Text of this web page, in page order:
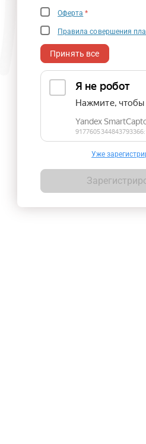
Оферта *
Правила совершения
Принять все
Уже